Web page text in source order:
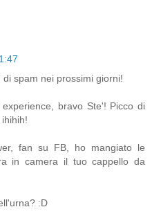
spam nei prossimi giorni!
bravo Ste'! Picco di
fan su FB, ho mangiato le
in camera il tuo cappello da
:D